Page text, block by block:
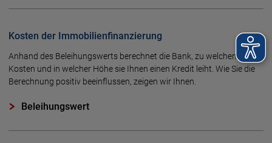
Kosten der Immobilienfinanzierung
Anhand des Beleihungswerts berechnet die Bank, zu welchen
Kosten und in welcher Höhe sie Ihnen einen Kredit leiht. Wie Sie die
Berechnung positiv beeinflussen, zeigen wir Ihnen.
Beleihungswert